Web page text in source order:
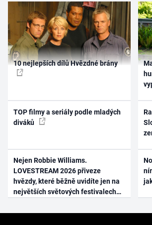
10 nejlepších dílů Hvězdné brány
TOP filmy a seriály podle mladých
diváků
Nejen Robbie Williams.
LOVESTREAM 2026 přiveze
hvězdy, které běžně uvidíte jen na
největších světových festivalech